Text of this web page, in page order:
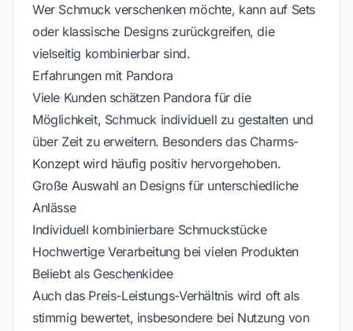
Wer Schmuck verschenken möchte, kann auf Sets
oder klassische Designs zurückgreifen, die
vielseitig kombinierbar sind.
Erfahrungen mit Pandora
Viele Kunden schätzen Pandora für die
Möglichkeit, Schmuck individuell zu gestalten und
über Zeit zu erweitern. Besonders das Charms-
Konzept wird häufig positiv hervorgehoben.
Große Auswahl an Designs für unterschiedliche
Anlässe
Individuell kombinierbare Schmuckstücke
Hochwertige Verarbeitung bei vielen Produkten
Beliebt als Geschenkidee
Auch das Preis-Leistungs-Verhältnis wird oft als
stimmig bewertet, insbesondere bei Nutzung von